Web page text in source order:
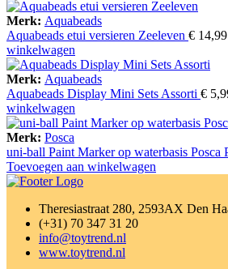
Merk: Aquabeads
Aquabeads etui versieren Zeeleven € 14,99
winkelwagen
Merk: Aquabeads
Aquabeads Display Mini Sets Assorti €
winkelwagen
Merk: Posca
uni-ball Paint Marker op waterbasis Posca
Toevoegen aan winkelwagen
Theresiastraat 280, 2593AX Den
(+31) 70 347 31 20
info@toytrend.nl
www.toytrend.nl